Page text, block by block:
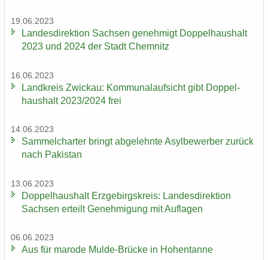
19.06.2023
Lan­des­di­rek­ti­on Sach­sen ge­neh­migt Dop­pel­haus­halt
2023 und 2024 der Stadt Chem­nitz
16.06.2023
Land­kreis Zwi­ckau: Kom­mu­nal­auf­sicht gibt Dop­pel­
haus­halt 2023/2024 frei
14.06.2023
Sam­mel­char­ter bringt ab­ge­lehn­te Asyl­be­wer­ber zu­rück
nach Pa­ki­stan
13.06.2023
Dop­pel­haus­halt Erz­ge­birgs­kreis: Lan­des­di­rek­ti­on
Sach­sen er­teilt Ge­neh­mi­gung mit Auf­la­gen
06.06.2023
Aus für ma­ro­de Mulde-​Brücke in Ho­hen­tan­ne